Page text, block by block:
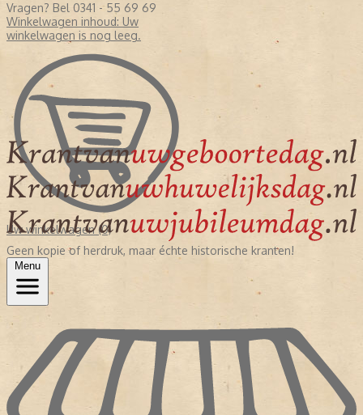
Vragen? Bel 0341 - 55 69 69
Winkelwagen inhoud: Uw
winkelwagen is nog leeg.
Uw winkelwagen (0)
Geen kopie of herdruk, maar échte historische kranten!
Menu